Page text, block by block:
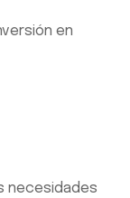
en
necesidades